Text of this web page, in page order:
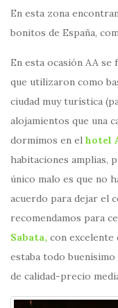
En esta zona
bonitos de España,
En esta ocasión AA se
que utilizaron como
ciudad muy turística
alojamientos que una
dormimos en el hotel
habitaciones amplias,
único malo es que no
acuerdo para dejar el
recomendamos para
Sabata, con excelente
estaba todo buenísimo
de calidad-precio